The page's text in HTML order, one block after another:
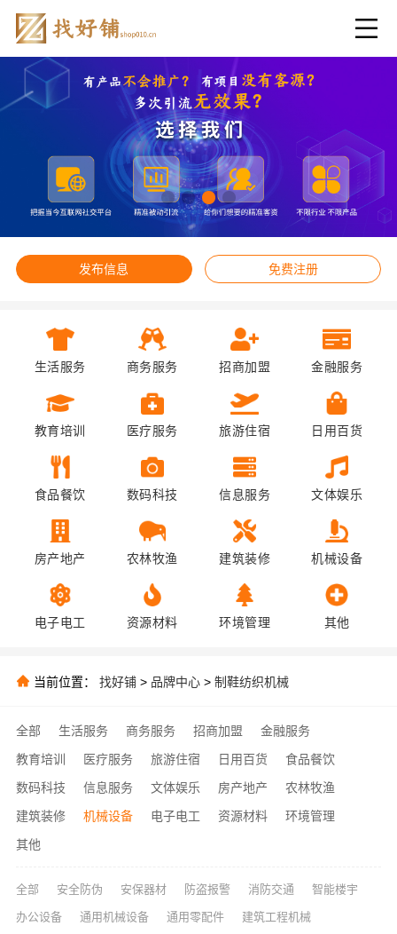
发布信息 免费注册
生活服务 商务服务 招商加盟 金融服务
教育培训 医疗服务 旅游住宿 日用百货
食品餐饮 数码科技 信息服务 文体娱乐
房产地产 农林牧渔 建筑装修 机械设备
电子电工 资源材料 环境管理 其他
当前位置： 找好铺 > 品牌中心 > 制鞋纺织机械
全部 生活服务 商务服务 招商加盟
金融服务
教育培训
医疗服务 旅游住宿 日用百货
食品餐饮
数码科技
信息服务 文体娱乐 房产地产
农林牧渔
建筑装修
机械设备 电子电工 资源材料
环境管理
其他
全部 安全防伪 安保器材 防盗报警 消防交通 智能楼宇
办公设备 通用机械设备 通用零配件 建筑工程机械